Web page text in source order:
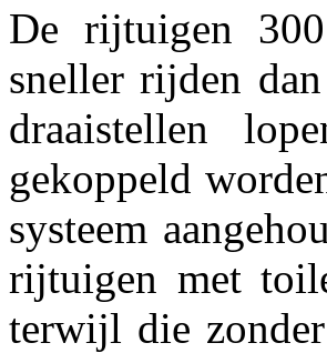
De rijtuigen
sneller rijden
draaistellen
gekoppeld
systeem
rijtuigen met
terwijl die